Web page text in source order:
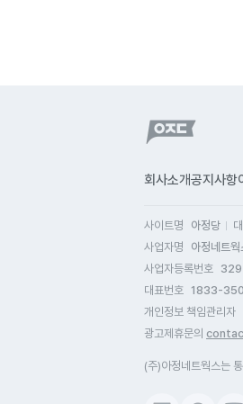
회사소개공지사항
사이트명 아정당
사업자명
아정네트웍
사업자등록번호
대표번호 1833-
개인정보 책임관리자
광고제휴문의
(주)아정네트웍스는